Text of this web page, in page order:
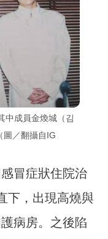
中成員金煥城（김
圖／翻攝自IG
冒症狀住院治
下，出現高燒與
病房。之後陷